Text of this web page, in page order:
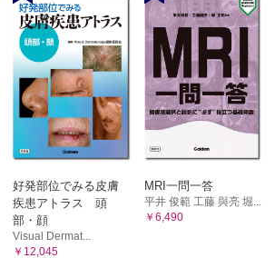
好発部位でみる皮膚
疾患アトラス 頭
部・顔
Visual Dermat...
￥12,045
MRI一問一答
平井 俊範 工藤 與亮 堀...
￥6,490